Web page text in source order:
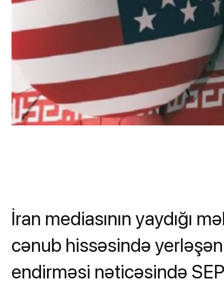
İran mediasının yaydığı
cənub hissəsində
endirməsi nəticəsində